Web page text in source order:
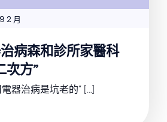
2 月
病森和診所家醫科
次方”
器治病是坑老的“ […]